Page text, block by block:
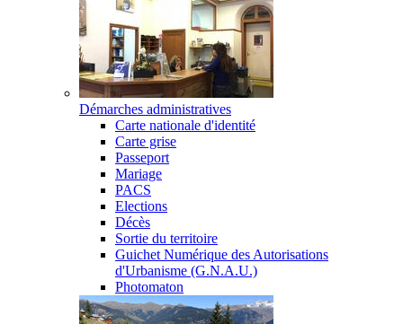
Démarches administratives
Carte nationale d'identité
Carte grise
Passeport
Mariage
PACS
Elections
Décès
Sortie du territoire
Guichet Numérique des Autorisations
d'Urbanisme (G.N.A.U.)
Photomaton